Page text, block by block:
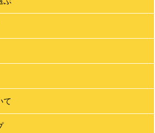
て